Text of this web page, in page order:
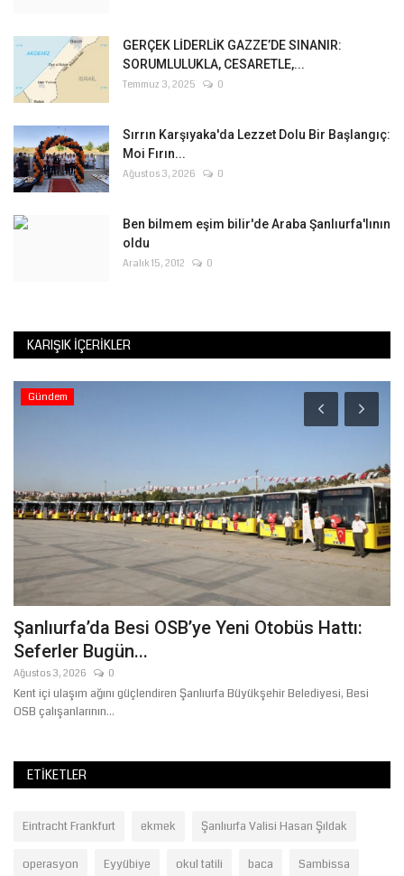
GERÇEK LİDERLİK GAZZE’DE SINANIR:
SORUMLULUKLA, CESARETLE,...
Temmuz 3, 2025 0
Sırrın Karşıyaka'da Lezzet Dolu Bir Başlangıç:
Moi Fırın...
Ağustos 3, 2026 0
Ben bilmem eşim bilir'de Araba Şanlıurfa'lının
oldu
Aralık 15, 2012 0
KARIŞIK İÇERIKLER
Gündem
Şanlıurfa’da Besi OSB’ye Yeni Otobüs Hattı:
Seferler Bugün...
Ağustos 3, 2026 0
Kent içi ulaşım ağını güçlendiren Şanlıurfa Büyükşehir Belediyesi, Besi
OSB çalışanlarının...
ETIKETLER
Eintracht Frankfurt ekmek Şanlıurfa Valisi Hasan Şıldak
operasyon Eyyübiye okul tatili baca Sambissa